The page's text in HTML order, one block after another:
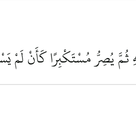
ثُمَّ يُصِرُّ مُسْتَكْبِرًا كَأَنْ لَمْ